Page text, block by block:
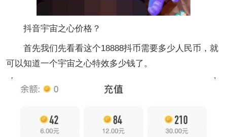
抖音宇宙之心价格？
首先我们先看看这个18888抖币需要多少人民币，就
可以知道一个宇宙之心特效多少钱了。